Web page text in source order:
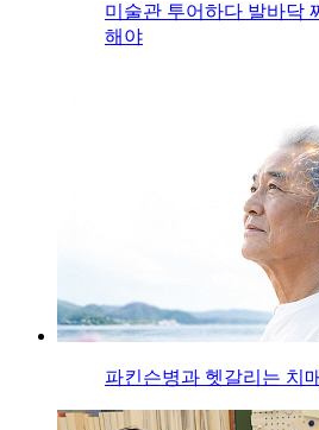
미술관 투어하다 발바닥
해야
파킨슨병과 헷갈리는 치